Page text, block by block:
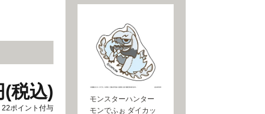
(税込)
22ポイント付与
モンスターハンター
モンでふぉ ダイカッ